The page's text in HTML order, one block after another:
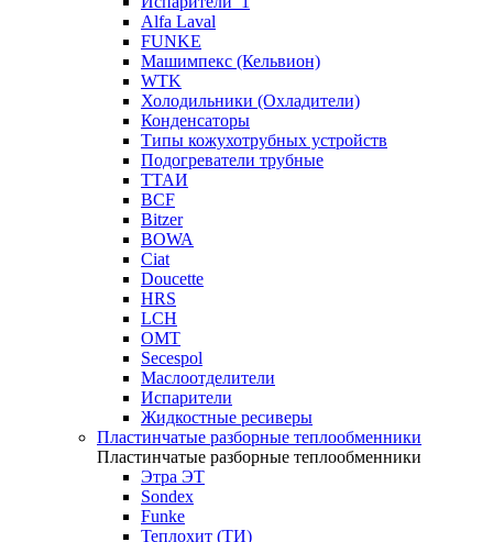
Alfa Laval
FUNKE
Машимпекс (Кельвион)
WTK
Холодильники (Охладители)
Конденсаторы
Типы кожухотрубных устройств
Подогреватели трубные
ТТАИ
BCF
Bitzer
BOWA
Ciat
Doucette
HRS
LCH
OMT
Secespol
Маслоотделители
Испарители
Жидкостные ресиверы
Пластинчатые разборные теплообменники
Пластинчатые разборные теплообменники
Этра ЭТ
Sondex
Funke
Теплохит (ТИ)